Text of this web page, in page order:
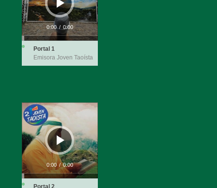
0:00 / 0:00
Portal 1
Emisora Joven Taoísta
Reproductor
de
audio
0:00 / 0:00
Portal 2